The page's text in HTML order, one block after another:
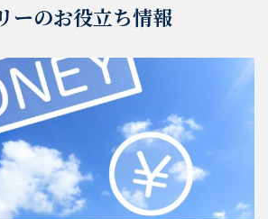
ーのお役立ち情報